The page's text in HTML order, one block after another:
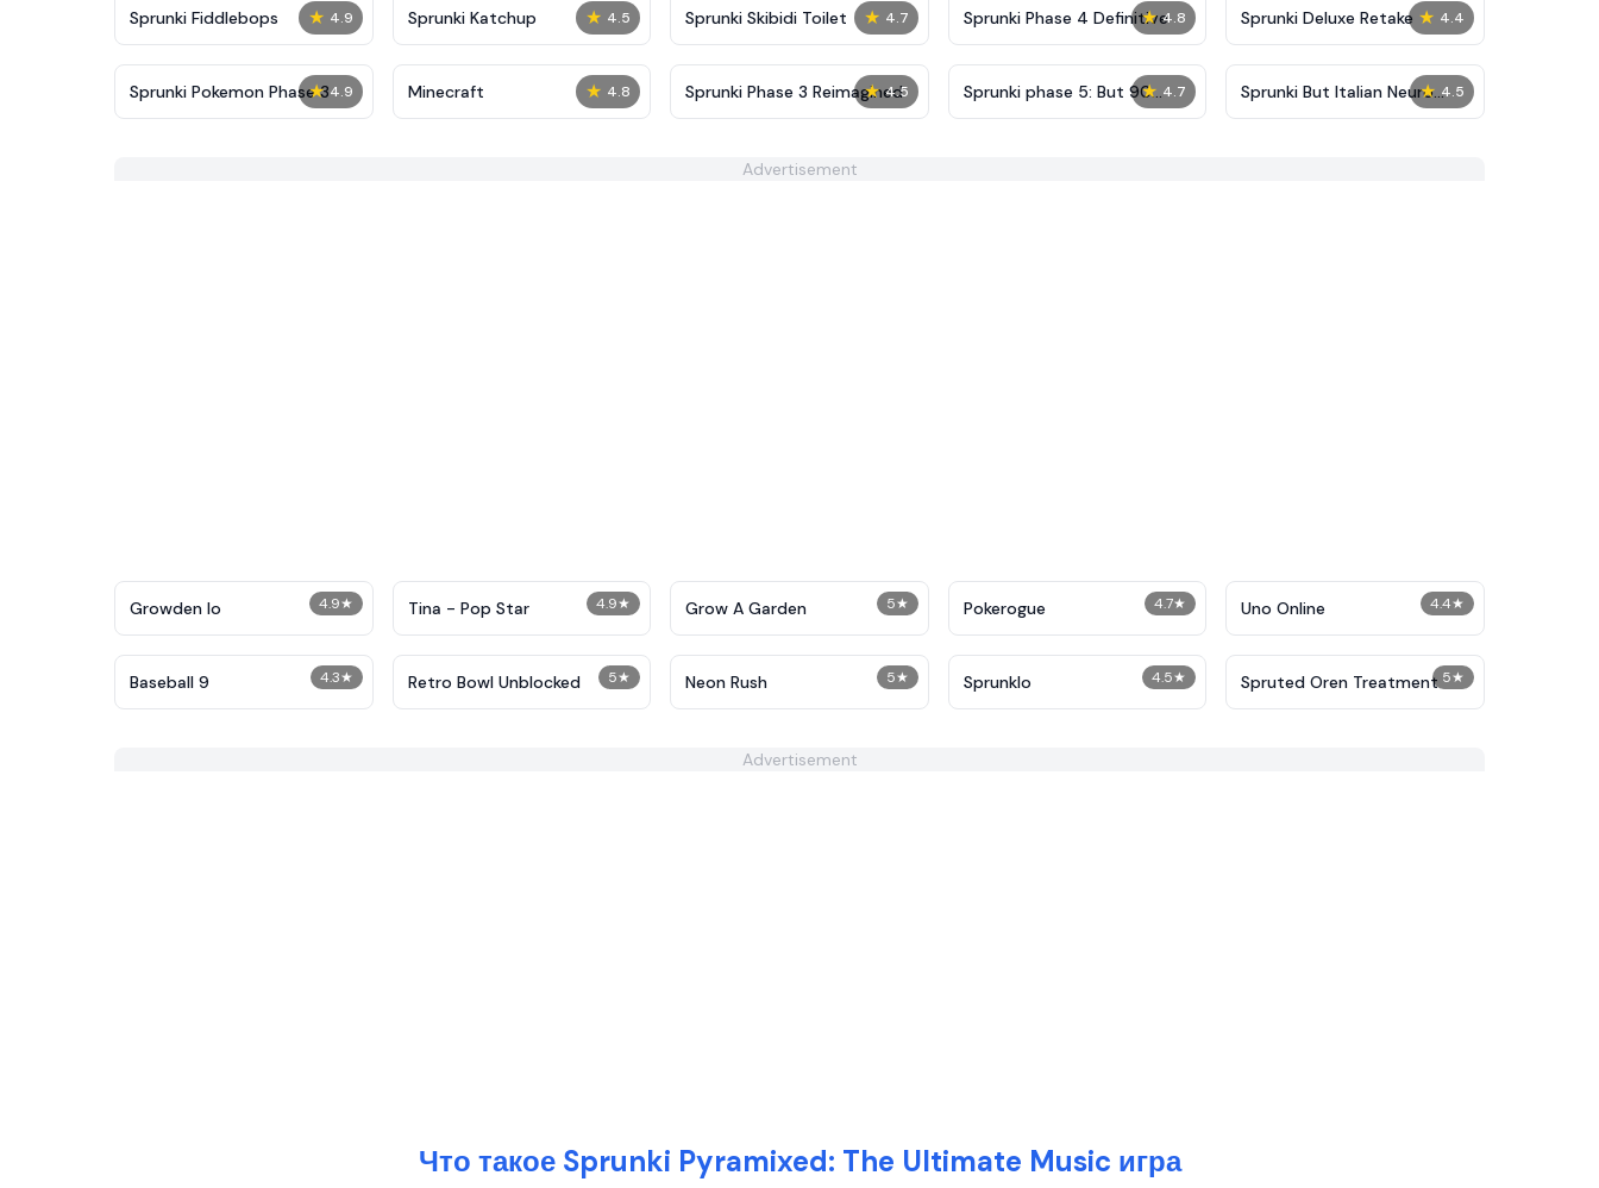
★ 4.9
Sprunki Fiddlebops ★ 4.5
Sprunki Katchup ★ 4.7
Sprunki Skibidi Toilet ★ 4.8
Sprunki Phase 4 Definitive ★ 4.4
Sprunki Deluxe Retake
★ 4.9
Sprunki Pokemon Phase 3 ★ 4.8
Minecraft ★ 4.5
Sprunki Phase 3 Reimagined ★ 4.7
Sprunki phase 5: But 90
Polos
★ 4.5
Sprunki But Italian Neuro
Animals Merge
Advertisement
4.9★
Growden Io 4.9★
Tina - Pop Star 5★
Grow A Garden 4.7★
Pokerogue 4.4★
Uno Online
4.3★
Baseball 9 5★
Retro Bowl Unblocked 5★
Neon Rush 4.5★
Sprunklo 5★
Spruted Oren Treatment
Advertisement
Что такое Sprunki Pyramixed: The Ultimate Music игра